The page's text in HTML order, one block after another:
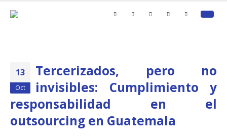
13
Oct
Tercerizados, pero no
invisibles: Cumplimiento y
responsabilidad en el
outsourcing en Guatemala